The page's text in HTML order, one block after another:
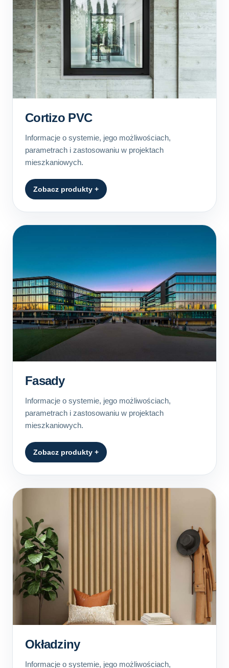
Cortizo PVC
Informacje o systemie, jego możliwościach,
parametrach i zastosowaniu w projektach
mieszkaniowych.
Zobacz produkty +
Fasady
Informacje o systemie, jego możliwościach,
parametrach i zastosowaniu w projektach
mieszkaniowych.
Zobacz produkty +
Okładziny
Informacje o systemie, jego możliwościach,